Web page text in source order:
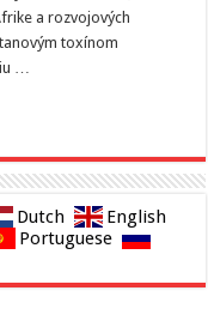
a rozvojových
toxínom
…
Dutch
English
Portuguese